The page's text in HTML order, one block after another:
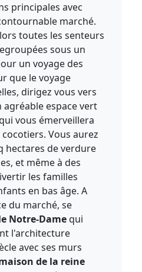
principales avec
marché.
toutes les senteurs
sous un
un voyage des
que le voyage
dirigez vous vers
agréable espace vert
vous émerveillera
Vous aurez
hectares de verdure
et même à des
les familles
en bas âge. A
du marché, se
Notre-Damequi
l'architecture
avec ses murs
de la reine